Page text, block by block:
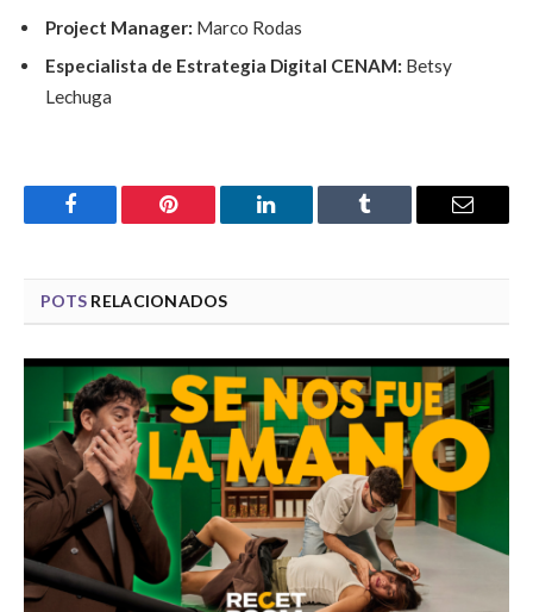
Project Manager: Marco Rodas
Especialista de Estrategia Digital CENAM: Betsy
Lechuga
Facebook Pinterest LinkedIn Tumblr Email
POTS RELACIONADOS